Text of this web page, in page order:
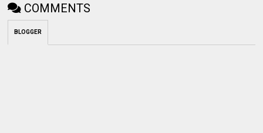
COMMENTS
BLOGGER